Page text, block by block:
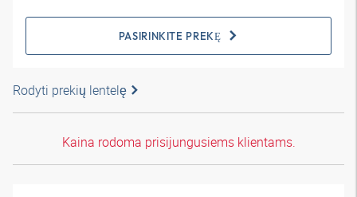
PASIRINKITE PREKĘ
Rodyti prekių lentelę
Kaina rodoma prisijungusiems klientams.